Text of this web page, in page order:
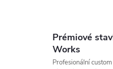
Prémiové
Works
Profesionální